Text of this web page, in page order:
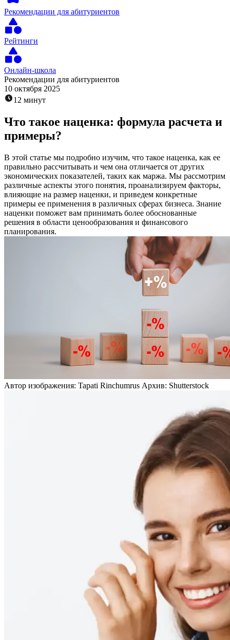
Рекомендации для абитуриентов
Рейтинги
Онлайн-школа
Рекомендации для абитуриентов
10 октября 2025
12 минут
Что такое наценка: формула расчета и
примеры?
В этой статье мы подробно изучим, что такое наценка, как ее
правильно рассчитывать и чем она отличается от других
экономических показателей, таких как маржа. Мы рассмотрим
различные аспекты этого понятия, проанализируем факторы,
влияющие на размер наценки, и приведем конкретные
примеры ее применения в различных сферах бизнеса. Знание
наценки поможет вам принимать более обоснованные
решения в области ценообразования и финансового
планирования.
Автор изображения: Tapati Rinchumrus Архив: Shutterstock